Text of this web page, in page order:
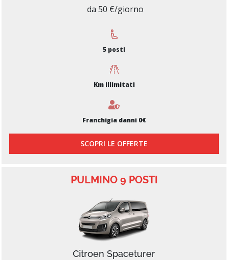
da 50 €/giorno
5 posti
Km illimitati
Franchigia danni 0€
SCOPRI LE OFFERTE
PULMINO 9 POSTI
Citroen Spaceturer